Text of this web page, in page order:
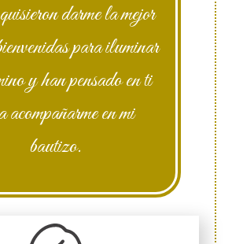
darme la mejor
para iluminar
y han pensado en ti
acompañarme en mi
bautizo.